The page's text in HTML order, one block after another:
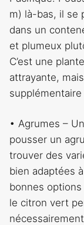
m) là-bas, il se
dans un
et plumeux
C’est une
attrayante,
supplémentaire
• Agrumes –
pousser un
trouver des
bien adaptées
bonnes
le citron vert